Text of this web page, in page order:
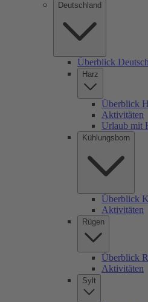
Deutschland
Überblick
Harz
Überblick
Aktivitäten
Urlaub mit
Kühlungsborn
Überblick
Aktivitäten
Rügen
Überblick
Aktivitäten
Sylt